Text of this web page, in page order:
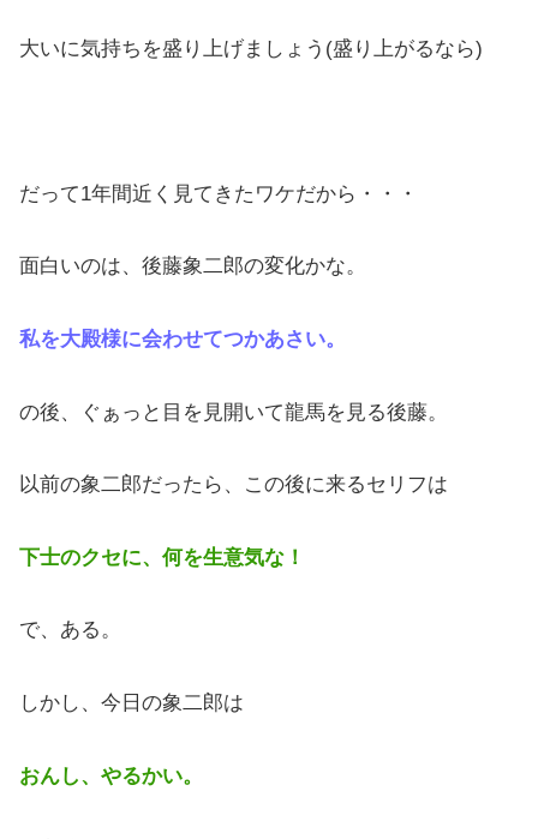
大いに気持ちを盛り上げましょう(盛り上がるなら)
だって1年間近く見てきたワケだから・・・
面白いのは、後藤象二郎の変化かな。
私を大殿様に会わせてつかあさい。
の後、ぐぁっと目を見開いて龍馬を見る後藤。
以前の象二郎だったら、この後に来るセリフは
下士のクセに、何を生意気な！
で、ある。
しかし、今日の象二郎は
おんし、やるかい。